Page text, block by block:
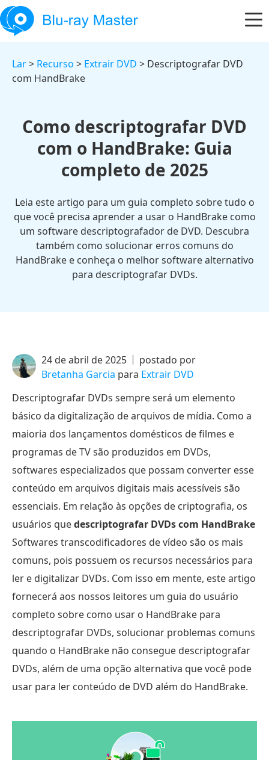
Lar> Recurso > Extrair DVD > Descriptografar DVD
com HandBrake
Como descriptografar DVD
com o HandBrake: Guia
completo de 2025
Leia este artigo para um guia completo sobre tudo o
que você precisa aprender a usar o HandBrake como
um software descriptografador de DVD. Descubra
também como solucionar erros comuns do
HandBrake e conheça o melhor software alternativo
para descriptografar DVDs.
24 de abril de 2025
postado por
Bretanha Garcia para Extrair DVD
Descriptografar DVDs sempre será um elemento
básico da digitalização de arquivos de mídia. Como a
maioria dos lançamentos domésticos de filmes e
programas de TV são produzidos em DVDs,
softwares especializados que possam converter esse
conteúdo em arquivos digitais mais acessíveis são
essenciais. Em relação às opções de criptografia, os
usuários quedescriptografar DVDs com HandBrake
Softwares transcodificadores de vídeo são os mais
comuns, pois possuem os recursos necessários para
ler e digitalizar DVDs. Com isso em mente, este artigo
fornecerá aos nossos leitores um guia do usuário
completo sobre como usar o HandBrake para
descriptografar DVDs, solucionar problemas comuns
quando o HandBrake não consegue descriptografar
DVDs, além de uma opção alternativa que você pode
usar para ler conteúdo de DVD além do HandBrake.